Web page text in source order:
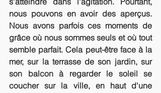
nous pouvons en avoir des aperçus.
Nous avons parfois ces moments de
grâce où nous sommes seuls et où tout
semble parfait. Cela peut-être face à la
mer, sur la terrasse de son jardin, sur
son balcon à regarder le soleil se
coucher sur la ville, en haut d'une